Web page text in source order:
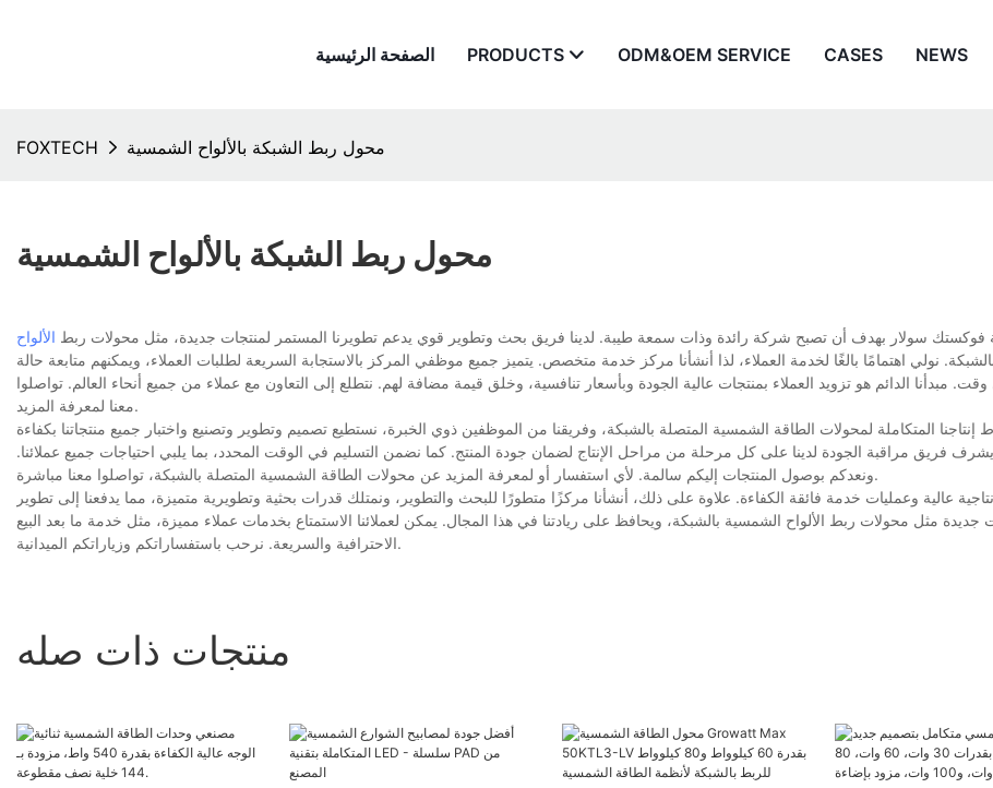
الصفحة الرئيسية PRODUCTS ODM&OEM SERVICE CASES NEWS
FOXTECH محول ربط الشبكة بالألواح الشمسية
محول ربط الشبكة بالألواح الشمسية
سولار بهدف أن تصبح شركة رائدة وذات سمعة طيبة. لدينا فريق بحث وتطوير قوي يدعم تطويرنا المستمر لمنتجات جديدة، مثل محولات ربط الألواح
نولي اهتمامًا بالغًا لخدمة العملاء، لذا أنشأنا مركز خدمة متخصص. يتميز جميع موظفي المركز بالاستجابة السريعة لطلبات العملاء، ويمكنهم متابعة حالة
مبدأنا الدائم هو تزويد العملاء بمنتجات عالية الجودة وبأسعار تنافسية، وخلق قيمة مضافة لهم. نتطلع إلى التعاون مع عملاء من جميع أنحاء العالم. تواصلوا
معنا لمعرفة المزيد.
المتكاملة لمحولات الطاقة الشمسية المتصلة بالشبكة، وفريقنا من الموظفين ذوي الخبرة، نستطيع تصميم وتطوير وتصنيع واختبار جميع منتجاتنا بكفاءة
فريق مراقبة الجودة لدينا على كل مرحلة من مراحل الإنتاج لضمان جودة المنتج. كما نضمن التسليم في الوقت المحدد، بما يلبي احتياجات جميع عملائنا.
ونعدكم بوصول المنتجات إليكم سالمة. لأي استفسار أو لمعرفة المزيد عن محولات الطاقة الشمسية المتصلة بالشبكة، تواصلوا معنا مباشرة.
عالية وعمليات خدمة فائقة الكفاءة. علاوة على ذلك، أنشأنا مركزًا متطورًا للبحث والتطوير، ونمتلك قدرات بحثية وتطويرية متميزة، مما يدفعنا إلى تطوير
جديدة مثل محولات ربط الألواح الشمسية بالشبكة، ويحافظ على ريادتنا في هذا المجال. يمكن لعملائنا الاستمتاع بخدمات عملاء مميزة، مثل خدمة ما بعد البيع
الاحترافية والسريعة. نرحب باستفساراتكم وزياراتكم الميدانية.
منتجات ذات صله